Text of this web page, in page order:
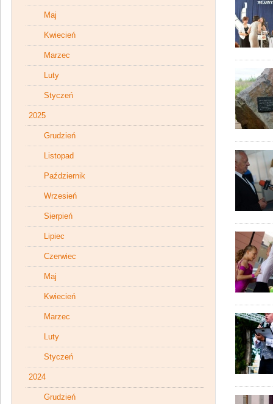
Maj
Kwiecień
Marzec
Luty
Styczeń
2025
Grudzień
Listopad
Październik
Wrzesień
Sierpień
Lipiec
Czerwiec
Maj
Kwiecień
Marzec
Luty
Styczeń
2024
Grudzień